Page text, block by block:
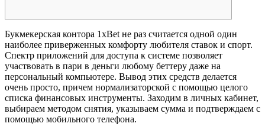
Букмекерская контора 1xBet не раз считается одной один
наиболее приверженных комфорту любителя ставок и спорт.
Спектр приложений для доступа к системе позволяет
участвовать в пари в деньги любому беттеру даже на
персональный компьютере. Вывод этих средств делается
очень просто, причем нормализаторской с помощью целого
списка финансовых инструменты. Заходим в личных кабинет,
выбираем методом снятия, указываем сумма и подтверждаем с
помощью мобильного телефона.